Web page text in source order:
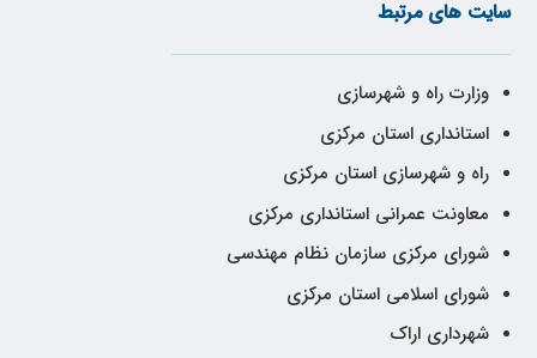
سایت های مرتبط
وزارت راه و شهرسازی
استانداری استان مرکزی
راه و شهرسازی استان مرکزی
معاونت عمرانی استانداری مرکزی
شورای مرکزی سازمان نظام مهندسی
شورای اسلامی استان مرکزی
شهرداری اراک